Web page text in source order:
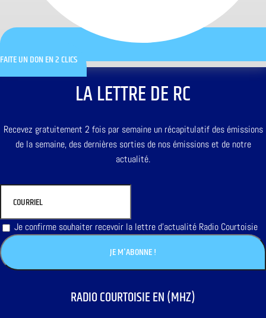
FAITE UN DON EN 2 CLICS
LA LETTRE DE RC
Recevez gratuitement 2 fois par semaine un récapitulatif des émissions
de la semaine, des dernières sorties de nos émissions et de notre
actualité.
Je confirme souhaiter recevoir la lettre d'actualité Radio Courtoisie
RADIO COURTOISIE EN (MHZ)